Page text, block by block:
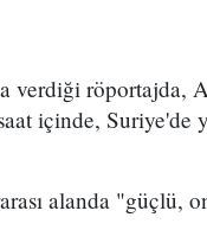
verdiği röportajda,
içinde, Suriye'de
alanda "güçlü,